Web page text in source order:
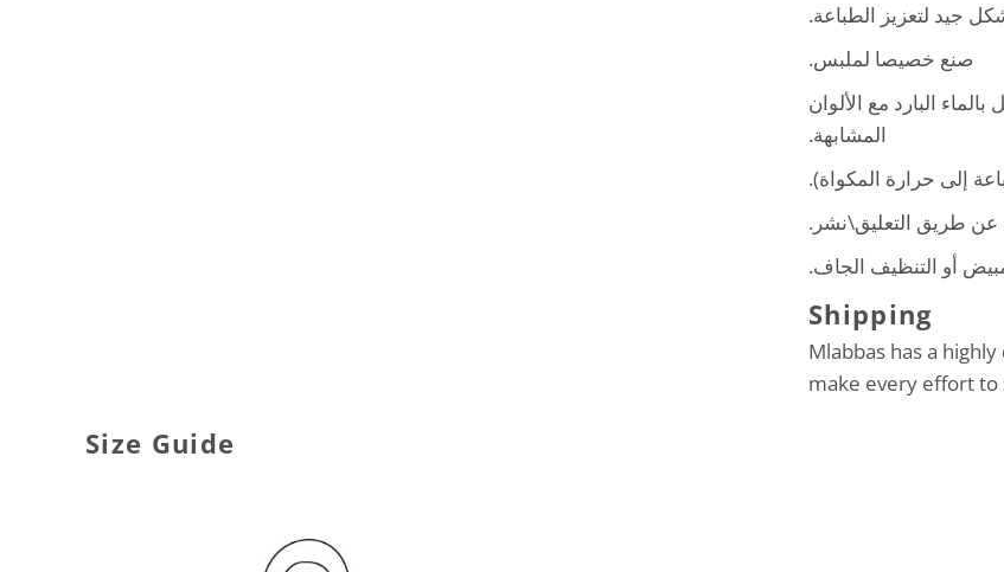
جيد لتعزيز الطباعة.
صنع خصيصا لملبس.
البارد مع الألوان
المشابهة.
إلى حرارة المكواة).
عن طريق التعليق\نشر.
أو التنظيف الجاف.
Shipping
Mlabbas has a
make every effort to
Size Guide